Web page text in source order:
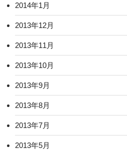
2014年1月
2013年12月
2013年11月
2013年10月
2013年9月
2013年8月
2013年7月
2013年5月